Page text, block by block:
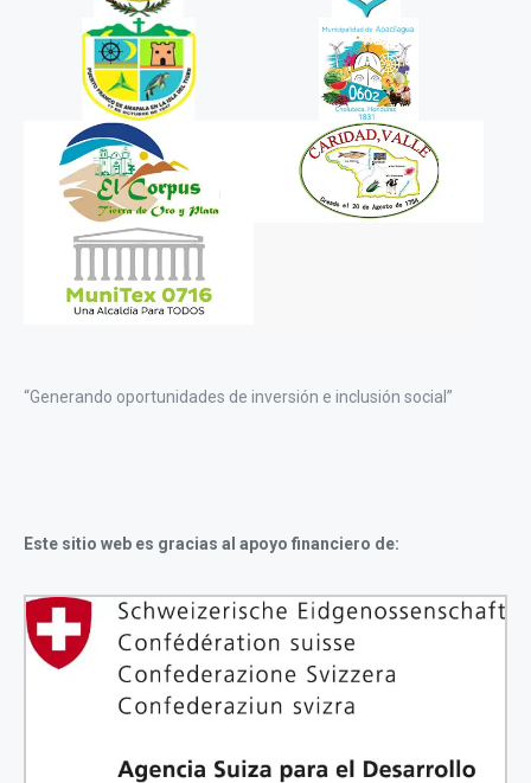
“Generando oportunidades de inversión e inclusión social”
Este sitio web es gracias al apoyo financiero de: